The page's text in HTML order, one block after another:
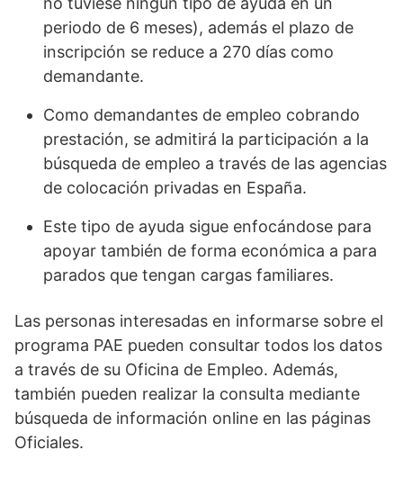
periodo de 6 meses), además el plazo de
inscripción se reduce a 270 días como
demandante.
Como demandantes de empleo cobrando
prestación, se admitirá la participación a la
búsqueda de empleo a través de las agencias
de colocación privadas en España.
Este tipo de ayuda sigue enfocándose para
apoyar también de forma económica a para
parados que tengan cargas familiares.
Las personas interesadas en informarse sobre el
programa PAE pueden consultar todos los datos
a través de su Oficina de Empleo. Además,
también pueden realizar la consulta mediante
búsqueda de información online en las páginas
Oficiales.